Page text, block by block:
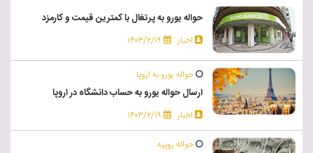
حواله یورو به پرتغال با کمترین قیمت و کارمزد
اخبار ۱۴۰۳/۲/۱۹
حواله یورو به اروپا
ارسال حواله یورو به حساب دانشگاه در اروپا
اخبار ۱۴۰۳/۲/۱۹
حواله روپیه